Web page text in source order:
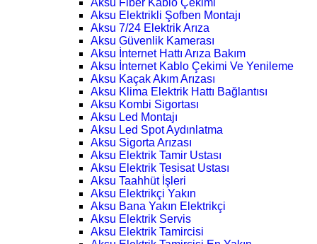
Aksu Fiber Kablo Çekimi
Aksu Elektrikli Şofben Montajı
Aksu 7/24 Elektrik Arıza
Aksu Güvenlik Kamerası
Aksu İnternet Hattı Arıza Bakım
Aksu İnternet Kablo Çekimi Ve Yenileme
Aksu Kaçak Akım Arızası
Aksu Klima Elektrik Hattı Bağlantısı
Aksu Kombi Sigortası
Aksu Led Montajı
Aksu Led Spot Aydınlatma
Aksu Sigorta Arızası
Aksu Elektrik Tamir Ustası
Aksu Elektrik Tesisat Ustası
Aksu Taahhüt İşleri
Aksu Elektrikçi Yakın
Aksu Bana Yakın Elektrikçi
Aksu Elektrik Servis
Aksu Elektrik Tamircisi